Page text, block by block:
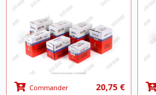
Commander 20,75 €